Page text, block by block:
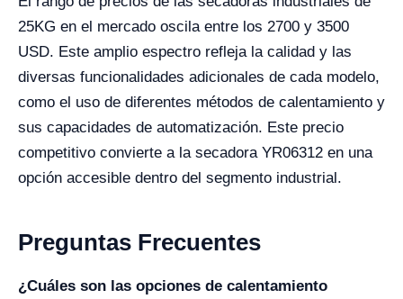
25KG en el mercado oscila entre los 2700 y 3500
USD. Este amplio espectro refleja la calidad y las
diversas funcionalidades adicionales de cada modelo,
como el uso de diferentes métodos de calentamiento y
sus capacidades de automatización. Este precio
competitivo convierte a la secadora YR06312 en una
opción accesible dentro del segmento industrial.
Preguntas Frecuentes
¿Cuáles son las opciones de calentamiento